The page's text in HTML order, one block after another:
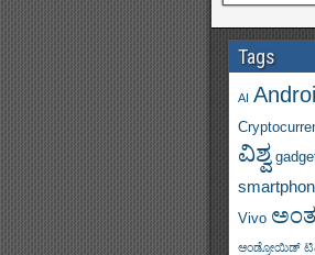
Tags
AI
ವಿಶ್ವ
Vivo
ಆಂಡ್ರೋಯಿಡ್